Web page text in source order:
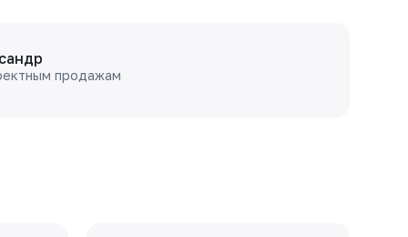
продажам